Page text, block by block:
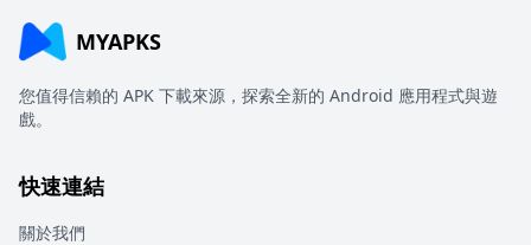
MYAPKS
您值得信賴的 APK 下載來源，探索全新的 Android 應用程式與遊
戲。
快速連結
關於我們